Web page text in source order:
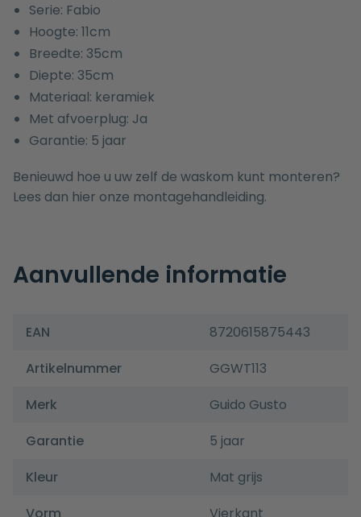
Serie: Fabio
Hoogte: 11cm
Breedte: 35cm
Diepte: 35cm
Materiaal: keramiek
Met afvoerplug: Ja
Garantie: 5 jaar
Benieuwd hoe u uw zelf de waskom kunt monteren?
Lees dan hier onze montagehandleiding.
Aanvullende informatie
EAN
8720615875443
Artikelnummer
GGWT113
Merk
Guido Gusto
Garantie
5 jaar
Kleur
Mat grijs